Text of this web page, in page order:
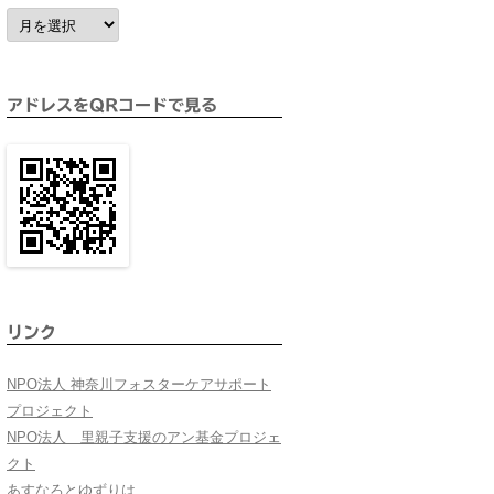
ア
ー
カ
アドレスをQRコードで見る
リンク
NPO法人 神奈川フォスターケアサポート
プロジェクト
NPO法人 里親子支援のアン基金プロジェ
クト
あすなろとゆずりは